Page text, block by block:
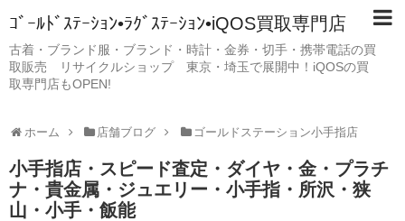
ｺﾞｰﾙﾄﾞｽﾃｰｼｮﾝ•ﾗｸﾞｽﾃｰｼｮﾝ•iQOS買取専門店
古着・ブランド服・ブランド・時計・金券・切手・携帯電話の買
取販売 リサイクルショップ 東京・埼玉で展開中！iQOSの買
取専門店もOPEN!
ホーム 店舗ブログ ゴールドステーション小手指店
小手指店・スピード査定・ダイヤ・金・プラチ
ナ・貴金属・ジュエリー・小手指・所沢・狭
山・小手・飯能